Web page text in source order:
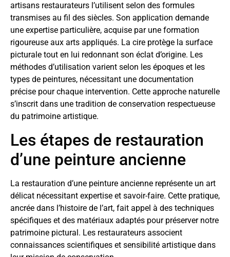
artisans restaurateurs l’utilisent selon des formules
transmises au fil des siècles. Son application demande
une expertise particulière, acquise par une formation
rigoureuse aux arts appliqués. La cire protège la surface
picturale tout en lui redonnant son éclat d’origine. Les
méthodes d’utilisation varient selon les époques et les
types de peintures, nécessitant une documentation
précise pour chaque intervention. Cette approche naturelle
s’inscrit dans une tradition de conservation respectueuse
du patrimoine artistique.
Les étapes de restauration
d’une peinture ancienne
La restauration d’une peinture ancienne représente un art
délicat nécessitant expertise et savoir-faire. Cette pratique,
ancrée dans l’histoire de l’art, fait appel à des techniques
spécifiques et des matériaux adaptés pour préserver notre
patrimoine pictural. Les restaurateurs associent
connaissances scientifiques et sensibilité artistique dans